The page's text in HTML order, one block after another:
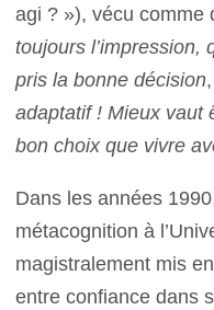
agi ? »), vécu
toujours l’impression,
pris la bonne décision
adaptatif ! Mieux vaut
bon choix que vivre
Dans les années
métacognition à
magistralement mis
entre confiance dans